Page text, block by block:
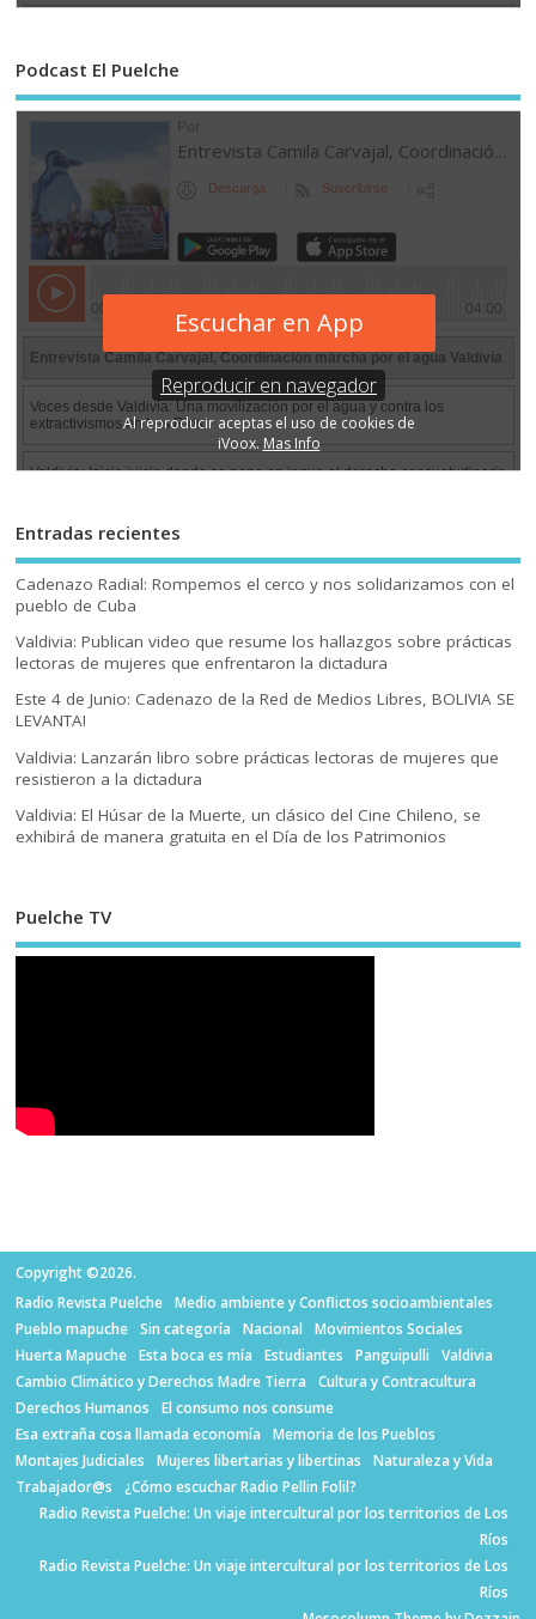
Podcast El Puelche
Entradas recientes
Cadenazo Radial: Rompemos el cerco y nos solidarizamos con el
pueblo de Cuba
Valdivia: Publican video que resume los hallazgos sobre prácticas
lectoras de mujeres que enfrentaron la dictadura
Este 4 de Junio: Cadenazo de la Red de Medios Libres, BOLIVIA SE
LEVANTA!
Valdivia: Lanzarán libro sobre prácticas lectoras de mujeres que
resistieron a la dictadura
Valdivia: El Húsar de la Muerte, un clásico del Cine Chileno, se
exhibirá de manera gratuita en el Día de los Patrimonios
Puelche TV
Copyright ©2026.
Radio Revista Puelche
Medio ambiente y Conflictos socioambientales
Pueblo mapuche
Sin categoría Nacional
Movimientos Sociales
Huerta Mapuche
Esta boca es mía Estudiantes Panguipulli
Valdivia
Cambio Climático y Derechos Madre Tierra
Cultura y Contracultura
Derechos Humanos
El consumo nos consume
Esa extraña cosa llamada economía
Memoria de los Pueblos
Montajes Judiciales
Mujeres libertarias y libertinas
Naturaleza y Vida
Trabajador@s
¿Cómo escuchar Radio Pellin Folil?
Radio Revista Puelche: Un viaje intercultural por los territorios de Los
Ríos
Radio Revista Puelche: Un viaje intercultural por los territorios de Los
Ríos